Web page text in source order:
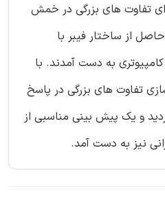
تفاوت های بزرگی در خمش
از ساختار فیبر با
به دست آمدند. با
تفاوت های بزرگی در پاسخ
و یک پیش بینی مناسبی از
نیز به دست آمد.